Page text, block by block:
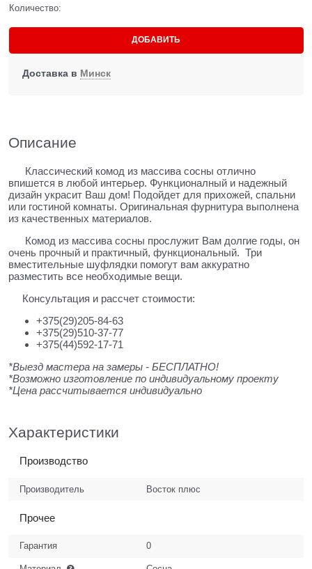
Количество:
ДОБАВИТЬ
Доставка в Минск
Описание
Классический комод из массива сосны отлично
впишется в любой интерьер. Функционалный и надежный
дизайн украсит Ваш дом! Подойдет для прихожей, спальни
или гостиной комнаты. Оригинальная фурнитура выполнена
из качественных материалов.
Комод из массива сосны прослужит Вам долгие годы, он
очень прочный и практичный, функциональный. Три
вместительные шуфлядки помогут вам аккуратно
разместить все необходимые вещи.
Консультация и рассчет стоимости:
+375(29)205-84-63
+375(29)510-37-77
+375(44)592-17-71
*Выезд мастера на замеры - БЕСПЛАТНО!
*Возможно изготовление по индивидуальному проекту
*Цена рассчитывается индивидуально
Характеристики
Производство
Производитель Восток плюс
Прочее
Гарантия 0